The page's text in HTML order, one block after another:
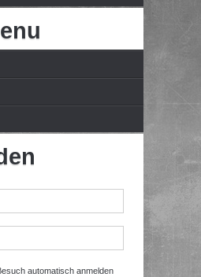
automatisch anmelden